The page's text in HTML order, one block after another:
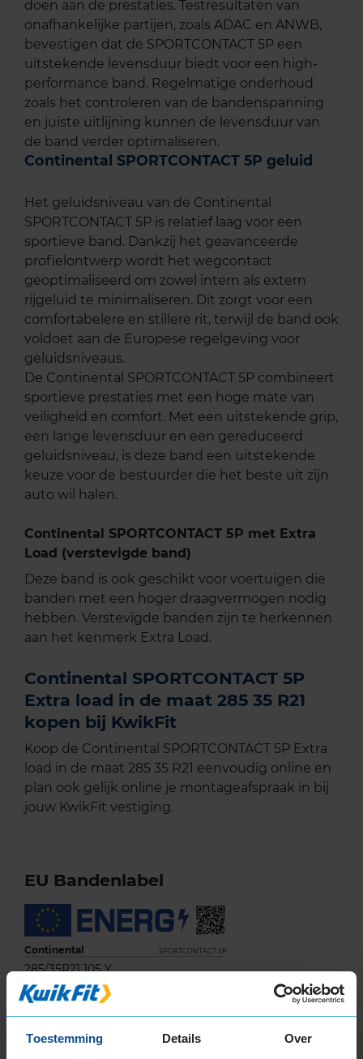
Toestemming Details Over
doen aan de prestaties. Testresultaten van
onafhankelijke partijen, zoals ADAC en ANWB,
bevestigen dat de SPORTCONTACT 5P een
uitstekende levensduur biedt voor een high-
performance band. Regelmatige onderhoud
zoals het controleren van de bandenspanning
en juiste uitlijning kunnen de levensduur van
de band verder optimaliseren.
Continental SPORTCONTACT 5P geluid
Het geluidsniveau van de Continental
SPORTCONTACT 5P is relatief laag voor een
sportieve band. Dankzij het geavanceerde
profielontwerp wordt het wegcontact
geoptimaliseerd om zowel intern als extern
rijgeluid te minimaliseren. Dit zorgt voor een
comfortabelere en stillere rit, terwijl de band ook
voldoet aan de Europese regelgeving voor
geluidsniveaus.
De Continental SPORTCONTACT 5P combineert
sportieve prestaties met een hoge mate van
veiligheid en comfort. Met een uitstekende grip,
een lange levensduur en een gereduceerd
geluidsniveau, is deze band een uitstekende
keuze voor de bestuurder die het beste uit zijn
auto wil halen.
Continental SPORTCONTACT 5P met Extra
Load (verstevigde band)
Deze band is ook geschikt voor voertuigen die
banden met een hoger draagvermogen nodig
hebben. Verstevigde banden zijn te herkennen
aan het kenmerk Extra Load.
Continental SPORTCONTACT 5P
Extra load in de maat 285 35 R21
kopen bij KwikFit
Koop de Continental SPORTCONTACT 5P Extra
load in de maat 285 35 R21 eenvoudig online en
plan ook gelijk online je montageafspraak in bij
jouw KwikFit vestiging.
EU Bandenlabel
Continental SPORTCONTACT 5P
285/35R21 105 Y